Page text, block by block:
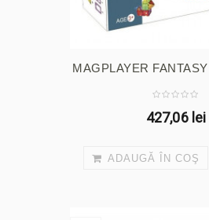
MAGPLAYER
427,06 lei
ADAUGĂ ÎN COŞ